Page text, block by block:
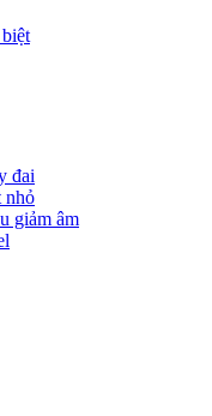
đai
nhỏ
giảm âm